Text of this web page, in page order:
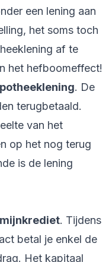
een lening aan
het soms toch
af te
het hefboomeffect!
. De
terugbetaald.
van het
op het nog terug
is de lening
. Tijdens
betal je enkel de
Het kapitaal